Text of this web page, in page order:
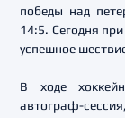
победы над
14:5. Сегодня
успешное
В ходе
автограф-